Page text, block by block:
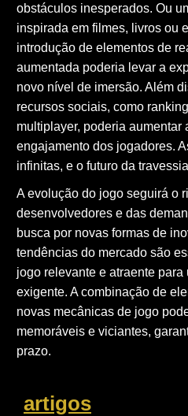
obstáculos inesperados. Ou
inspirada em filmes, livros ou
introdução de elementos de
aumentada poderia levar a
novo nível de imersão. Além
recursos sociais, como
multiplayer, poderia aumentar
engajamento dos jogadores.
infinitas, e o futuro da
A evolução do jogo seguirá o
desenvolvedores e das
busca por novas formas de
tendências do mercado são
jogo relevante e atraente
exigente. A combinação de
novas mecânicas de jogo
memoráveis e viciantes,
prazo.
artigos